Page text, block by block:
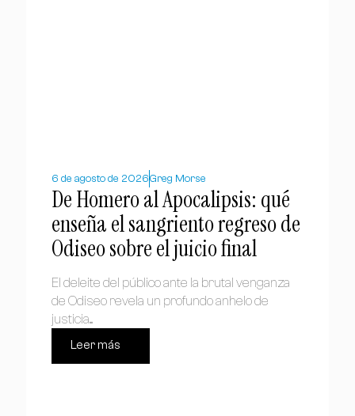
6 de agosto de 2026Greg Morse
De Homero al Apocalipsis: qué
enseña el sangriento regreso de
Odiseo sobre el juicio final
El deleite del público ante la brutal venganza
de Odiseo revela un profundo anhelo de
justicia....
Leer más